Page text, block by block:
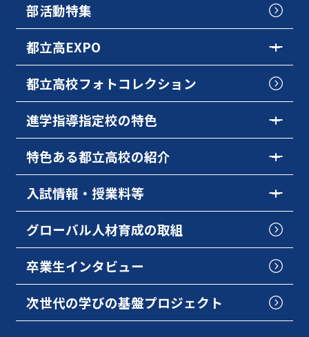
部活動特集
都立高EXPO
都立高校フォトコレクション
進学指導指定校の特色
特色ある都立高校の紹介
入試情報・授業料等
グローバル人材育成の取組
卒業生インタビュー
次世代の学びの基盤プロジェクト